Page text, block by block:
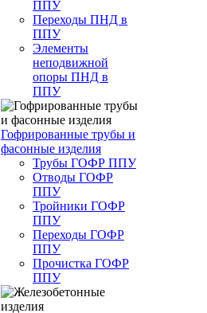
ППУ
Переходы ПНД в
ППУ
Элементы
неподвижной
опоры ПНД в
ППУ
Гофрированные трубы и
фасонные изделия
Трубы ГОФР ППУ
Отводы ГОФР
ППУ
Тройники ГОФР
ППУ
Переходы ГОФР
ППУ
Прочистка ГОФР
ППУ